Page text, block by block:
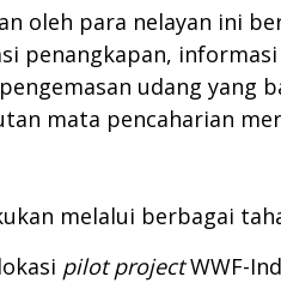
oleh para nelayan ini
penangkapan,
udang yang
mata pencaharian
melalui berbagai
pilot projectWWF-